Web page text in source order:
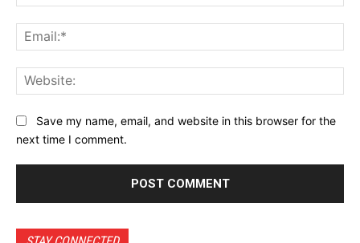
Save my name, email, and website in this browser for the
next time I comment.